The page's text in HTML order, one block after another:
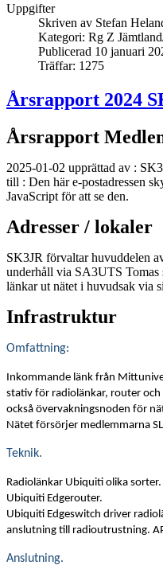
Uppgifter
Skriven av Stefan
Kategori: Rg Z
Publicerad 10 januari
Träffar: 1275
Årsrapport 2024
Årsrapport
2025-01-02 upprättad av :
till : Den här e-postadressen
JavaScript för att se den.
Adresser / lokaler
SK3JR förvaltar huvuddelen
underhåll via SA3UTS
länkar ut nätet i huvudsak via
Infrastruktur
Omfattning:
Inkommande länk från
stativ för radiolänkar, router
också övervakningsnoden för
Nätet försörjer medlemmarna
Teknik.
Radiolänkar Ubiquiti olika sorter.
Ubiquiti Edgerouter.
Ubiquiti Edgeswitch driver
anslutning till radioutrustning.
Anslutning.